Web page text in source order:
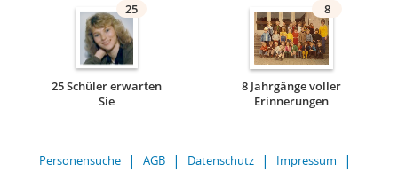
25
25 Schüler erwarten
Sie
8
8 Jahrgänge voller
Erinnerungen
Personensuche AGB Datenschutz Impressum